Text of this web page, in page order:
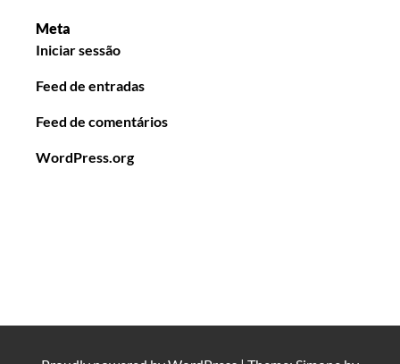
Meta
Iniciar sessão
Feed de entradas
Feed de comentários
WordPress.org